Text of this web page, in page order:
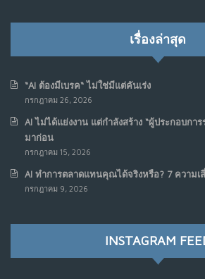
รัฐอาจเป็นจุดเริ่มต้นของ “ขบวนการ
6
7
เมื่อรัฐบาลเริ่มคิดแบบแพลตฟอร์ม :
ราชการไปตลอดกาล
NO COMMENTS
เมื่อโลกออนไลน์ กลายเป็น“ศาลเตี้ย”
เรื่องล่าสุด
“AI ต้องมีเบรค“ ไม่ใช่มีแต่คันเร่ง
กรกฎาคม 26, 2026
AI ไม่ได้แย่งงาน แต่กำลังสร้าง “ผู้ประกอบกา
มาก่อน
กรกฎาคม 15, 2026
AI ทำการตลาดแทนคุณได้จริงหรือ? 7 ความเ
กรกฎาคม 9, 2026
INSTAGRAM